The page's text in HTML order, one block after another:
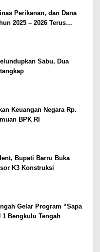
Perikanan, dan Dana
2025 – 2026 Terus
Sabu, Dua
Keuangan Negara Rp.
BPK RI
Bupati Barru Buka
K3 Konstruksi
Gelar Program “Sapa
1 Bengkulu Tengah